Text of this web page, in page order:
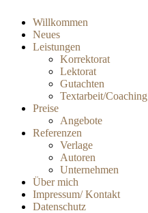
Willkommen
Neues
Leistungen
Korrektorat
Lektorat
Gutachten
Textarbeit/Coaching
Preise
Angebote
Referenzen
Verlage
Autoren
Unternehmen
Über mich
Impressum/ Kontakt
Datenschutz